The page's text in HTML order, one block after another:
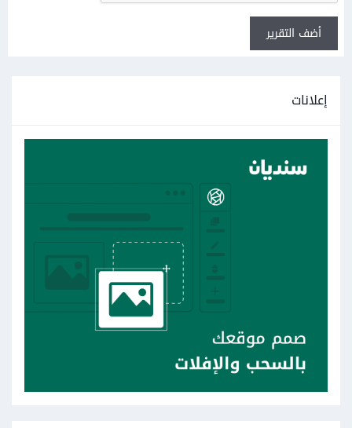
أضف التقرير
إعلانات